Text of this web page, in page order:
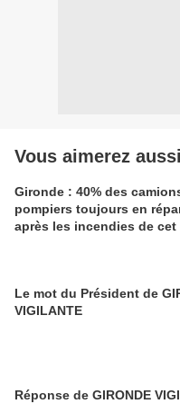
Vous aimerez aussi
Gironde : 40% des
pompiers toujours en
après les incendies de cet
Le mot du Président de
VIGILANTE
Réponse de GIRONDE